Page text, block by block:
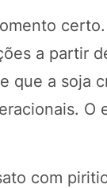
a partir
a soja
O
com